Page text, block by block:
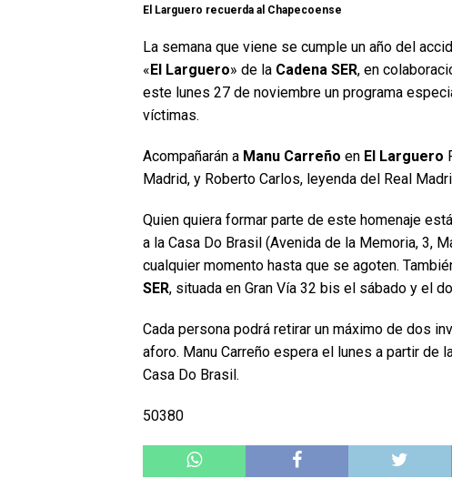
El Larguero recuerda al Chapecoense
La semana que viene se cumple un año del
«El Larguero» de la Cadena SER, en
este lunes 27 de noviembre un programa
víctimas.
Acompañarán a Manu Carreño en El Larguero
Madrid, y Roberto Carlos, leyenda del Real
Quien quiera formar parte de este homenaje
a la Casa Do Brasil (Avenida de la Memoria, 3,
cualquier momento hasta que se agoten.
SER, situada en Gran Vía 32 bis el sábado y el
Cada persona podrá retirar un máximo de dos
aforo. Manu Carreño espera el lunes a partir de
Casa Do Brasil.
50380